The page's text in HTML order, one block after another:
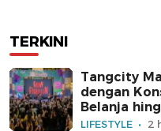
TERKINI
Tangcity
dengan
Belanja
LIFESTYLE 2